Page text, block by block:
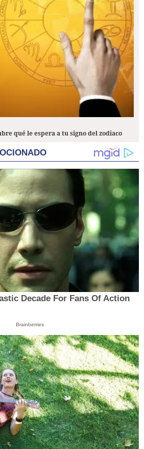
qué le espera a tu signo del zodiaco
Decade For Fans Of Action
Brainberries